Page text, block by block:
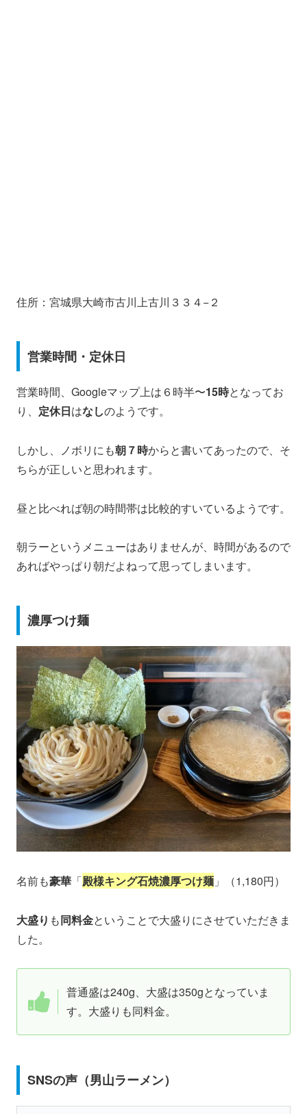
住所：宮城県大崎市古川上古川３３４−２
営業時間・定休日
営業時間、Googleマップ上は６時半〜15時となってお
り、 定休日はなしのようです。
しかし、ノボリにも朝７時からと書いてあったので、そ
ちらが正しいと思われます。
昼と比べれば朝の時間帯は比較的すいているようです。
朝ラーというメニューはありませんが、時間があるので
あればやっぱり朝だよねって思ってしまいます。
濃厚つけ麺
名前も豪華 「殿様キング石焼濃厚つけ麺 」（1,180円）
大盛り も同料金ということで大盛りにさせていただきま
した。
普通盛は240g、大盛は350gとなっていま
す。大盛りも同料金。
SNSの声（男山ラーメン）